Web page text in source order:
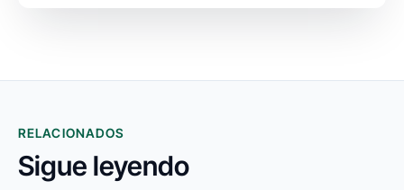
RELACIONADOS
Sigue leyendo